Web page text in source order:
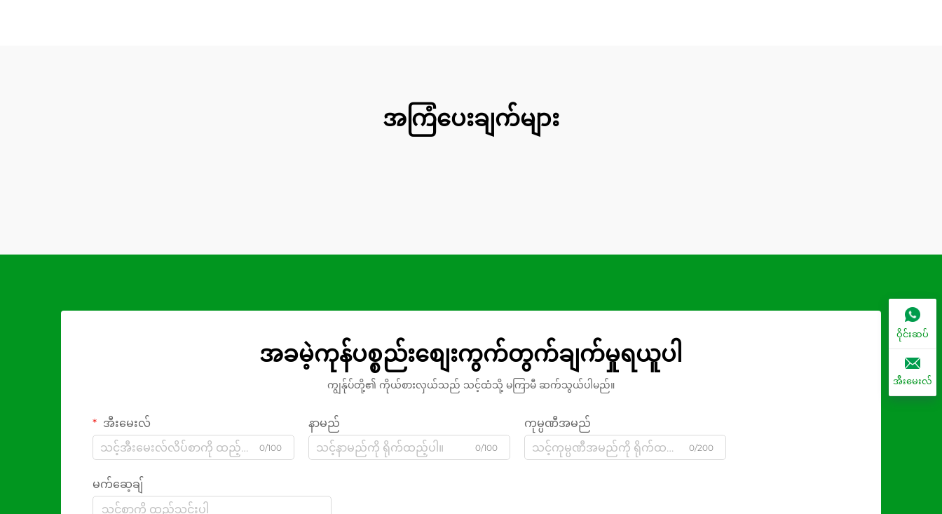
အကြံပေးချက်များ
အခမဲ့ကုန်ပစ္စည်းစျေးကွက်တွက်ချက်မှုရယူပါ
ကျွန်ုပ်တို့၏ ကိုယ်စားလှယ်သည် သင့်ထံသို့ မကြာမီ ဆက်သွယ်ပါမည်။
အီးမေးလ်
0/100
နာမည်
0/100
ကုမ္ပဏီအမည်
0/200
မက်ဆေ့ချ်
ဝိုင်းဆပ်
အီးမေးလ်